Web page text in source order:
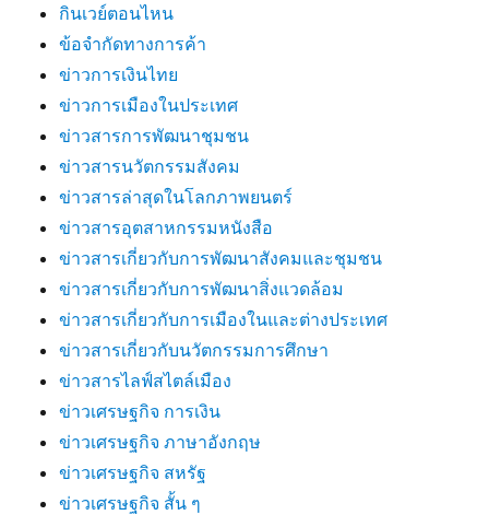
กินเวย์ตอนไหน
ข้อจำกัดทางการค้า
ข่าวการเงินไทย
ข่าวการเมืองในประเทศ
ข่าวสารการพัฒนาชุมชน
ข่าวสารนวัตกรรมสังคม
ข่าวสารล่าสุดในโลกภาพยนตร์
ข่าวสารอุตสาหกรรมหนังสือ
ข่าวสารเกี่ยวกับการพัฒนาสังคมและชุมชน
ข่าวสารเกี่ยวกับการพัฒนาสิ่งแวดล้อม
ข่าวสารเกี่ยวกับการเมืองในและต่างประเทศ
ข่าวสารเกี่ยวกับนวัตกรรมการศึกษา
ข่าวสารไลฟ์สไตล์เมือง
ข่าวเศรษฐกิจ การเงิน
ข่าวเศรษฐกิจ ภาษาอังกฤษ
ข่าวเศรษฐกิจ สหรัฐ
ข่าวเศรษฐกิจ สั้น ๆ